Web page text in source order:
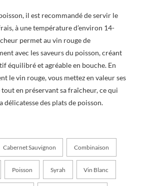
il est recommandé de servir le
à une température d’environ 14-
permet au vin rouge de
avec les saveurs du poisson, créant
équilibré et agréable en bouche. En
le vin rouge, vous mettez en valeur ses
en préservant sa fraîcheur, ce qui
des plats de poisson.
Cabernet Sauvignon Combinaison
Poisson Syrah Vin Blanc